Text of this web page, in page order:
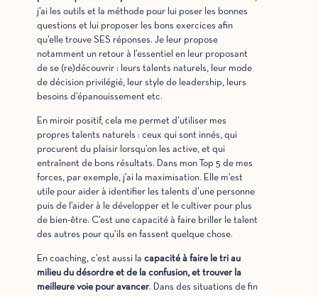
j’ai les outils et la méthode pour lui poser les bonnes
questions et lui proposer les bons exercices afin
qu’elle trouve SES réponses. Je leur propose
notamment un retour à l’essentiel en leur proposant
de se (re)découvrir : leurs talents naturels, leur mode
de décision privilégié, leur style de leadership, leurs
besoins d’épanouissement etc.
En miroir positif, cela me permet d’utiliser mes
propres talents naturels : ceux qui sont innés, qui
procurent du plaisir lorsqu’on les active, et qui
entraînent de bons résultats. Dans mon Top 5 de mes
forces, par exemple, j’ai la maximisation. Elle m’est
utile pour aider à identifier les talents d’une personne
puis de l’aider à le développer et le cultiver pour plus
de bien-être. C’est une capacité à faire briller le talent
des autres pour qu’ils en fassent quelque chose.
En coaching, c’est aussi la capacité à faire le tri au
milieu du désordre et de la confusion, et trouver la
meilleure voie pour avancer. Dans des situations de fin